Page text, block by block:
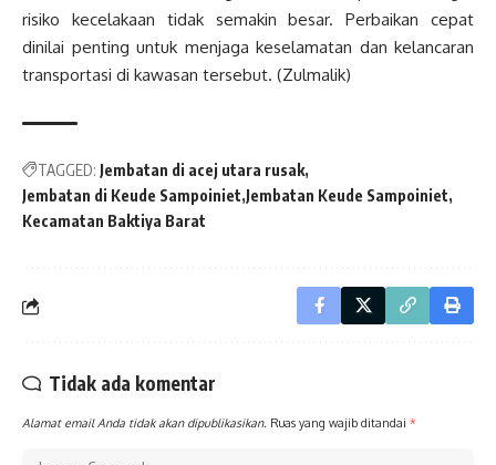
risiko kecelakaan tidak semakin besar. Perbaikan cepat
dinilai penting untuk menjaga keselamatan dan kelancaran
transportasi di kawasan tersebut. (Zulmalik)
TAGGED: Jembatan di acej utara rusak
Jembatan di Keude Sampoiniet Jembatan Keude Sampoiniet
Kecamatan Baktiya Barat
Tidak ada komentar
Alamat email Anda tidak akan dipublikasikan. Ruas yang wajib ditandai *